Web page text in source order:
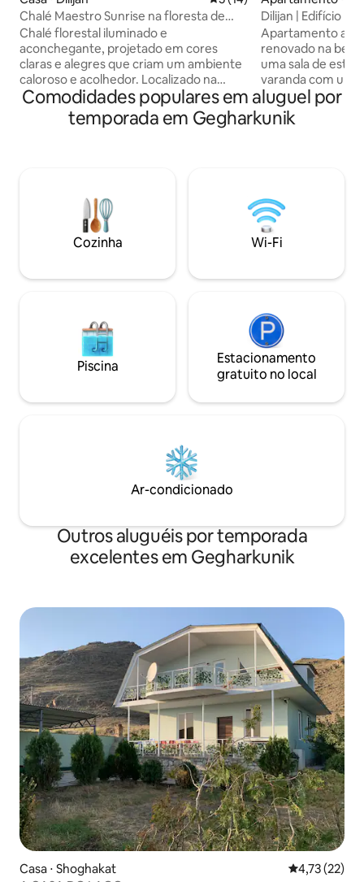
Chalé Maestro Sunrise na floresta de
Dilijan
Chalé florestal iluminado e
aconchegante, projetado em cores
claras e alegres que criam um ambiente
caloroso e acolhedor. Localizado na
pacífica floresta de Dilijan, este chalé
conta com uma grande varanda,
perfeita para curtir o ar puro da
o ideal para famílias, casais ou amigos em
busca de um refúgio confortável na
natureza. ✅ Inclui: Interior iluminado
Varanda grande Pátio Churrasco
Dilijan | Edifício
autônomo
Apartamento
renovado na bela
uma sala de
varanda com
Perfeito para
O sofá pode ser
hóspede extra. Inclui: ◦ Self
deslumbrante ❤️ FYI Os
feedback
Disponível 24
semana, para os
Comodidades populares em aluguel por
temporada em Gegharkunik
Cozinha Wi-Fi
Piscina
Estacionamento
gratuito no local
Ar-condicionado
Outros aluguéis por temporada
excelentes em Gegharkunik
Casa ⋅ Shoghakat 4,73 de uma
4,73 (22)